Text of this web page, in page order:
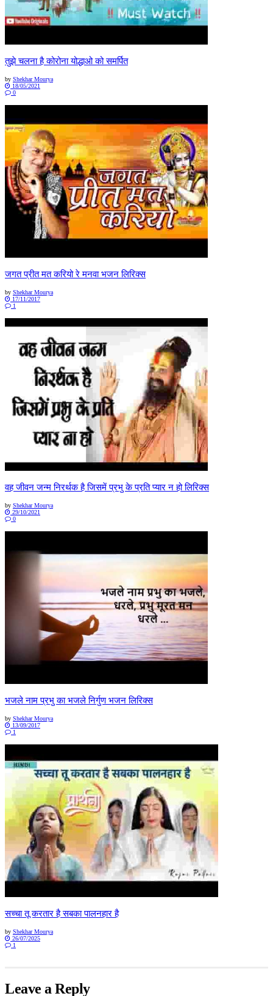
तुझे चलना है कोरोना योद्धाओ को समर्पित
by Shekhar Mourya
18/05/2021
0
जगत प्रीत मत करियो रे मनवा भजन लिरिक्स
by Shekhar Mourya
17/11/2017
1
वह जीवन जन्म निरर्थक है जिसमें प्रभु के प्रति प्यार न हो लिरिक्स
by Shekhar Mourya
29/10/2021
0
भजले नाम प्रभु का भजले निर्गुण भजन लिरिक्स
by Shekhar Mourya
13/09/2017
1
सच्चा तू करतार है सबका पालनहार है
by Shekhar Mourya
26/07/2025
1
Leave a Reply